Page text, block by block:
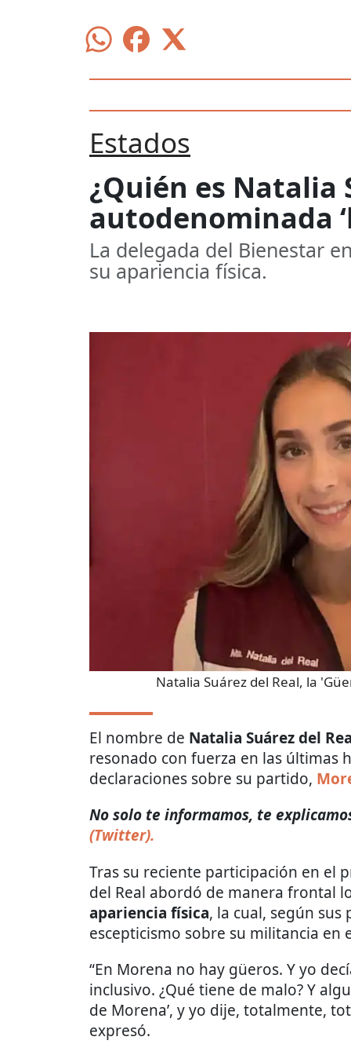
Estados
¿Quién es Natalia
autodenominada
La delegada del Bienestar
su apariencia física.
Natalia Suárez del Real, la
El nombre de Natalia Suárez del
resonado con fuerza en las últimas
declaraciones sobre su partido,
No solo te informamos, te
(Twitter).
Tras su reciente participación en el
del Real abordó de manera frontal
apariencia física, la cual, según
escepticismo sobre su militancia en
“En Morena no hay güeros. Y yo
inclusivo. ¿Qué tiene de malo? Y
de Morena’, y yo dije, totalmente,
expresó.